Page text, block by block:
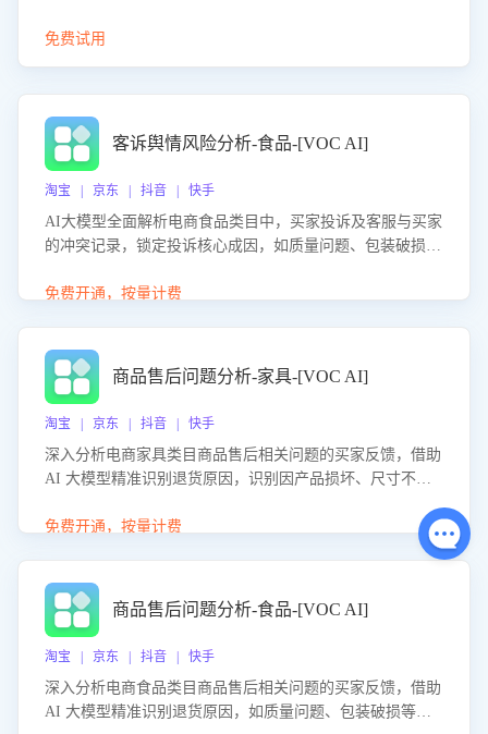
免费试用
客诉舆情风险分析-食品-[VOC AI]
淘宝 | 京东 | 抖音 | 快手
AI大模型全面解析电商食品类目中，买家投诉及客服与买家
的冲突记录，锁定投诉核心成因，如质量问题、包装破损
置差评防控，提升客户满意度。
免费开通，按量计费
商品售后问题分析-家具-[VOC AI]
淘宝 | 京东 | 抖音 | 快手
深入分析电商家具类目商品售后相关问题的买家反馈，借助
AI 大模型精准识别退货原因，识别因产品损坏、尺寸不符
力商家优化产品或服务，实现销售额的显著提升。
免费开通，按量计费
商品售后问题分析-食品-[VOC AI]
淘宝 | 京东 | 抖音 | 快手
深入分析电商食品类目商品售后相关问题的买家反馈，借助
AI 大模型精准识别退货原因，如质量问题、包装破损等，